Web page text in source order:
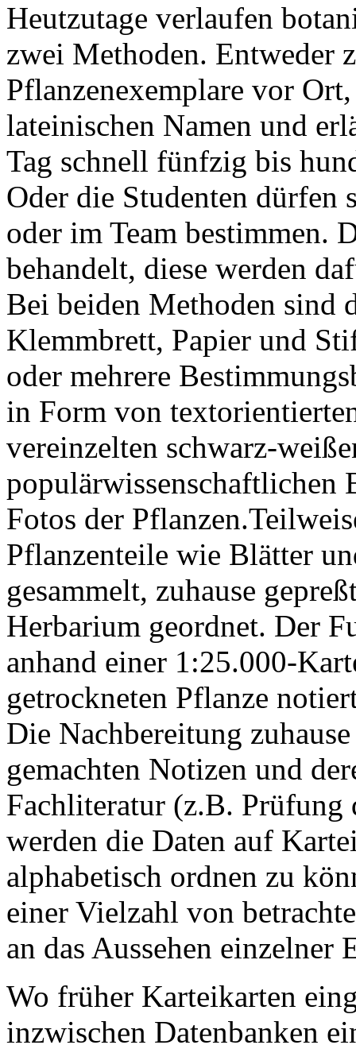
Heutzutage verlaufen
zwei Methoden. Entweder
Pflanzenexemplare vor
lateinischen Namen und
Tag schnell fünfzig bis
Oder die Studenten dürfen
oder im Team bestimmen.
behandelt, diese werden
Bei beiden Methoden sind
Klemmbrett, Papier und
oder mehrere
in Form von
vereinzelten schwarz-
populärwissenschaftlichen
Fotos der
Pflanzenteile wie Blätter
gesammelt, zuhause
Herbarium geordnet. Der
anhand einer 1:25.000-
getrockneten Pflanze
Die Nachbereitung
gemachten Notizen und
Fachliteratur (z.B. Prüfung
werden die Daten auf
alphabetisch ordnen zu
einer Vielzahl von
an das Aussehen einzelner
Wo früher Karteikarten
inzwischen Datenbanken